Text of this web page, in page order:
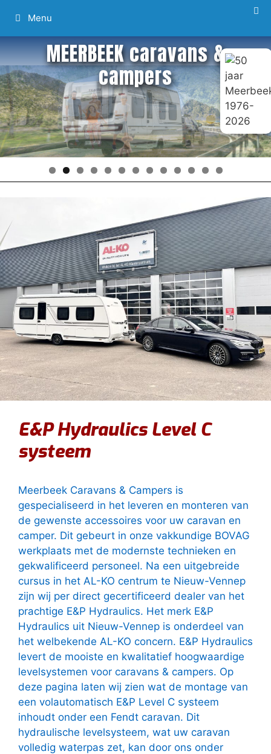
naar
de
inhoud
Menu
MEERBEEK caravans &
campers
E&P Hydraulics Level C
systeem
Meerbeek Caravans & Campers is
gespecialiseerd in het leveren en monteren van
de gewenste accessoires voor uw caravan en
camper. Dit gebeurt in onze vakkundige BOVAG
werkplaats met de modernste technieken en
gekwalificeerd personeel. Na een uitgebreide
cursus in het AL-KO centrum te Nieuw-Vennep
zijn wij per direct gecertificeerd dealer van het
prachtige E&P Hydraulics. Het merk E&P
Hydraulics uit Nieuw-Vennep is onderdeel van
het welbekende AL-KO concern. E&P Hydraulics
levert de mooiste en kwalitatief hoogwaardige
levelsystemen voor caravans & campers. Op
deze pagina laten wij zien wat de montage van
een volautomatisch E&P Level C systeem
inhoudt onder een Fendt caravan. Dit
hydraulische levelsysteem, wat uw caravan
volledig waterpas zet, kan door ons onder